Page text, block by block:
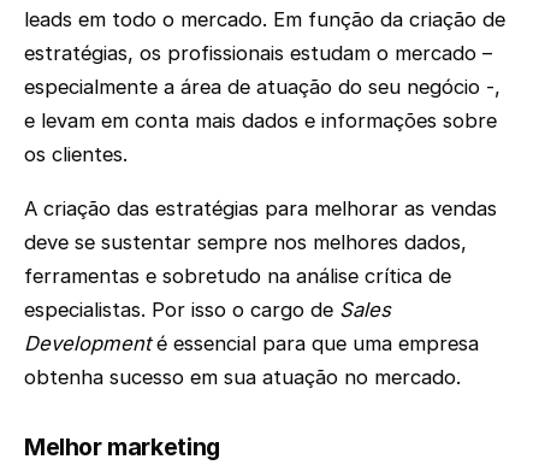
leads em todo o mercado. Em função da criação de
estratégias, os profissionais estudam o mercado –
especialmente a área de atuação do seu negócio -,
e levam em conta mais dados e informações sobre
os clientes.
A criação das estratégias para melhorar as vendas
deve se sustentar sempre nos melhores dados,
ferramentas e sobretudo na análise crítica de
especialistas. Por isso o cargo de Sales
Developmenté essencial para que uma empresa
obtenha sucesso em sua atuação no mercado.
Melhor marketing